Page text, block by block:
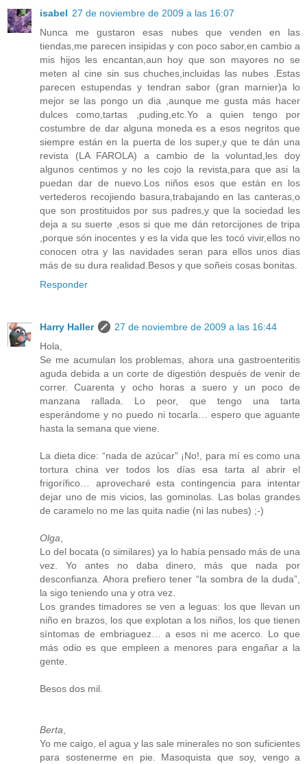
isabel 27 de noviembre de 2009 a las 16:07
Nunca me gustaron esas nubes que venden en las
tiendas,me parecen insipidas y con poco sabor,en cambio a
mis hijos les encantan,aun hoy que son mayores no se
meten al cine sin sus chuches,incluidas las nubes .Estas
parecen estupendas y tendran sabor (gran marnier)a lo
mejor se las pongo un dia ,aunque me gusta más hacer
dulces como,tartas ,puding,etc.Yo a quien tengo por
costumbre de dar alguna moneda es a esos negritos que
siempre están en la puerta de los super,y que te dán una
revista (LA FAROLA) a cambio de la voluntad,les doy
algunos centimos y no les cojo la revista,para que asi la
puedan dar de nuevo.Los niños esos que están en los
vertederos recojiendo basura,trabajando en las canteras,o
que son prostituidos por sus padres,y que la sociedad les
deja a su suerte ,esos si que me dán retorcijones de tripa
,porque són inocentes y es la vida que les tocó vivir,ellos no
conocen otra y las navidades seran para ellos unos dias
más de su dura realidad.Besos y que soñeis cosas bonitas.
Responder
Harry Haller
27 de noviembre de 2009 a las 16:44
Hola,
Se me acumulan los problemas, ahora una gastroenteritis
aguda debida a un corte de digestión después de venir de
correr. Cuarenta y ocho horas a suero y un poco de
manzana rallada. Lo peor, que tengo una tarta
esperándome y no puedo ni tocarla… espero que aguante
hasta la semana que viene.
La dieta dice: “nada de azúcar” ¡No!, para mí es como una
tortura china ver todos los días esa tarta al abrir el
frigorífico… aprovecharé esta contingencia para intentar
dejar uno de mis vicios, las gominolas. Las bolas grandes
de caramelo no me las quita nadie (ni las nubes) ;-)
Olga,
Lo del bocata (o similares) ya lo había pensado más de una
vez. Yo antes no daba dinero, más que nada por
desconfianza. Ahora prefiero tener “la sombra de la duda”,
la sigo teniendo una y otra vez.
Los grandes timadores se ven a leguas: los que llevan un
niño en brazos, los que explotan a los niños, los que tienen
síntomas de embriaguez… a esos ni me acerco. Lo que
más odio es que empleen a menores para engañar a la
gente.
Besos dos mil.
Berta,
Yo me caigo, el agua y las sale minerales no son suficientes
para sostenerme en pie. Masoquista que soy, vengo a